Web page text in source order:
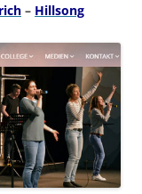
– Hillsong